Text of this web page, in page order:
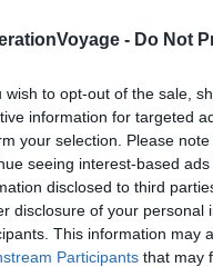
- Do Not
wish to opt-out of the sale,
information for targeted
your selection. Please
seeing interest-based
disclosed to third
disclosure of your personal
This information may
Participants that may